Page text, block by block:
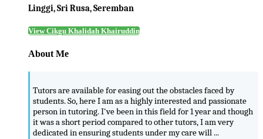
Linggi, Sri Rusa, Seremban
View Cikgu Khalidah Khairuddin
About Me
Tutors are available for easing out the obstacles faced by
students. So, here I am as a highly interested and passionate
person in tutoring. I've been in this field for 1 year and though
it was a short period compared to other tutors, I am very
dedicated in ensuring students under my care will ...